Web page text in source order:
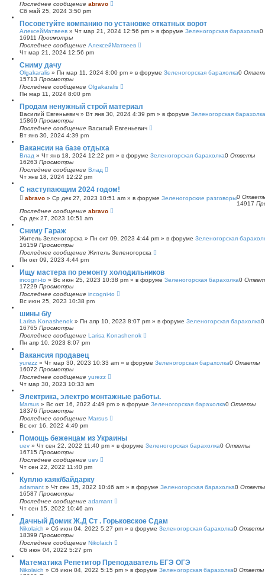
Последнее сообщение abravo
Сб май 25, 2024 3:50 pm
Посоветуйте компанию по установке откатных ворот
АлексейМатвеев » Чт мар 21, 2024 12:56 pm » в форуме Зеленогорская барахолка0
16911 Просмотры
Последнее сообщение АлексейМатвеев
Чт мар 21, 2024 12:56 pm
Сниму дачу
Olgakaralis » Пн мар 11, 2024 8:00 pm » в форуме Зеленогорская барахолка0
15713 Просмотры
Последнее сообщение Olgakaralis
Пн мар 11, 2024 8:00 pm
Продам ненужный строй материал
Василий Евгеньевич » Вт янв 30, 2024 4:39 pm » в форуме Зеленогорская барахолка
15869 Просмотры
Последнее сообщение Василий Евгеньевич
Вт янв 30, 2024 4:39 pm
Вакансии на базе отдыха
Влад » Чт янв 18, 2024 12:22 pm » в форуме Зеленогорская барахолка0 Ответы
16263 Просмотры
Последнее сообщение Влад
Чт янв 18, 2024 12:22 pm
С наступающим 2024 годом!
abravo » Ср дек 27, 2023 10:51 am » в форуме Зеленогорские разговоры0
14917
Последнее сообщение abravo
Ср дек 27, 2023 10:51 am
Сниму Гараж
Житель Зеленогорска » Пн окт 09, 2023 4:44 pm » в форуме Зеленогорская
16159 Просмотры
Последнее сообщение Житель Зеленогорска
Пн окт 09, 2023 4:44 pm
Ищу мастера по ремонту холодильников
incogni-to » Вс июн 25, 2023 10:38 pm » в форуме Зеленогорская барахолка0
17229 Просмотры
Последнее сообщение incogni-to
Вс июн 25, 2023 10:38 pm
шины б/у
Larisa Konashenok » Пн апр 10, 2023 8:07 pm » в форуме Зеленогорская барахолка
16765 Просмотры
Последнее сообщение Larisa Konashenok
Пн апр 10, 2023 8:07 pm
Вакансия продавец
yurezz » Чт мар 30, 2023 10:33 am » в форуме Зеленогорская барахолка0 Ответы
16072 Просмотры
Последнее сообщение yurezz
Чт мар 30, 2023 10:33 am
Электрика, электро монтажные работы.
Marsus » Вс окт 16, 2022 4:49 pm » в форуме Зеленогорская барахолка0 Ответы
18376 Просмотры
Последнее сообщение Marsus
Вс окт 16, 2022 4:49 pm
Помощь беженцам из Украины
uev » Чт сен 22, 2022 11:40 pm » в форуме Зеленогорская барахолка0 Ответы
16715 Просмотры
Последнее сообщение uev
Чт сен 22, 2022 11:40 pm
Куплю каяк/байдарку
adamant » Чт сен 15, 2022 10:46 am » в форуме Зеленогорская барахолка0 Ответы
16587 Просмотры
Последнее сообщение adamant
Чт сен 15, 2022 10:46 am
Дачный Домик Ж.Д Ст . Горьковское Сдам
Nikolaich » Сб июн 04, 2022 5:27 pm » в форуме Зеленогорская барахолка0 Ответы
18399 Просмотры
Последнее сообщение Nikolaich
Сб июн 04, 2022 5:27 pm
Математика Репетитор Преподаватель ЕГЭ ОГЭ
Nikolaich » Сб июн 04, 2022 5:15 pm » в форуме Зеленогорская барахолка0 Ответы